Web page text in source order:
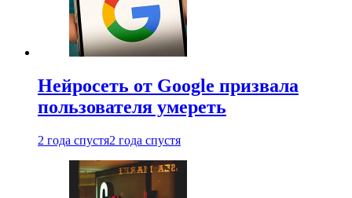
Нейросеть от Google призвала
пользователя умереть
2 года спустя2 года спустя